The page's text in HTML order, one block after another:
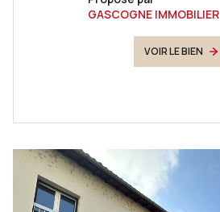
GASCOGNE IMMOBILIER
VOIR LE BIEN